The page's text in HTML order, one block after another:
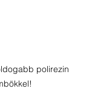
polirezin